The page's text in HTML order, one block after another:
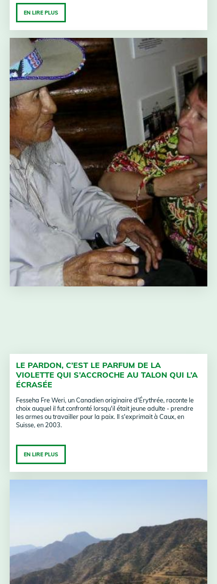
EN LIRE PLUS
LE PARDON, C’EST LE PARFUM DE LA
VIOLETTE QUI S’ACCROCHE AU TALON QUI L’A
ÉCRASÉE
Fesseha Fre Weri, un Canadien originaire d'Érythrée, raconte le
choix auquel il fut confronté lorsqu'il était jeune adulte - prendre
les armes ou travailler pour la paix. Il s'exprimait à Caux, en
Suisse, en 2003.
EN LIRE PLUS